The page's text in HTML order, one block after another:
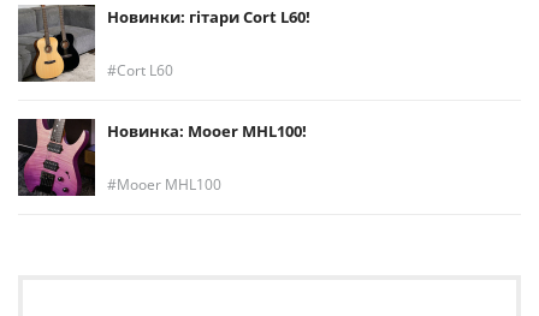
Новинки: гітари Cort L60!
Cort L60
Новинка: Mooer MHL100!
Mooer MHL100